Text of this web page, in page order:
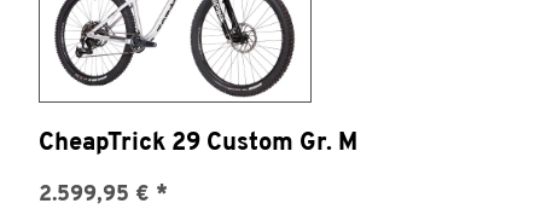
CheapTrick 29 Custom Gr. M
2.599,95 € *